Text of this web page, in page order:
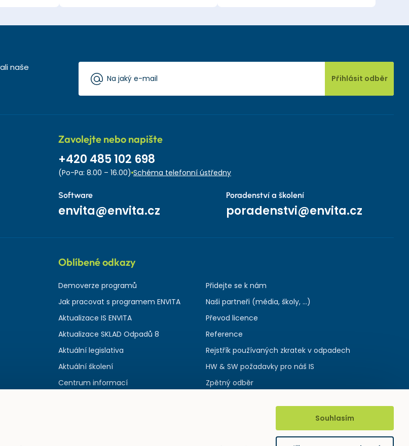
naše
Přihlásit odběr
Zavolejte nebo napište
+420 485 102 698
(Po-Pa: 8.00 – 16.00) Schéma telefonní ústředny
Software
envita@envita.cz
Poradenství a školení
poradenstvi@envita.cz
Oblíbené odkazy
Demoverze programů
Jak pracovat s programem ENVITA
Aktualizace IS ENVITA
Aktualizace SKLAD Odpadů 8
Aktuální legislativa
Aktuální školení
Centrum informací
Přidejte se k nám
Naši partneři (média, školy, ...)
Převod licence
Reference
Rejstřík používaných zkratek v odpadech
HW & SW požadavky pro náš IS
Zpětný odběr
Souhlasím